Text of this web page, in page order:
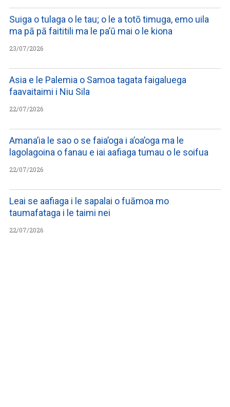
Suiga o tulaga o le tau; o le a totō timuga, emo uila
ma pā pā faititili ma le pa’ū mai o le kiona
23/07/2026
Asia e le Palemia o Samoa tagata faigaluega
faavaitaimi i Niu Sila
22/07/2026
Amana’ia le sao o se faia’oga i a’oa’oga ma le
lagolagoina o fanau e iai aafiaga tumau o le soifua
22/07/2026
Leai se aafiaga i le sapalai o fuāmoa mo
taumafataga i le taimi nei
22/07/2026